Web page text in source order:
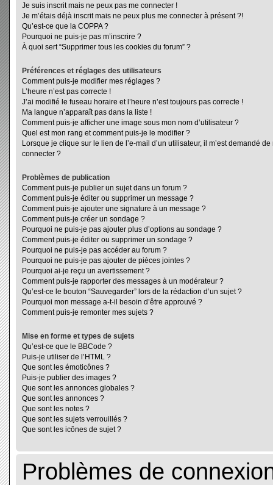
Je suis inscrit mais ne peux pas me connecter !
Je m’étais déjà inscrit mais ne peux plus me connecter à présent ?!
Qu’est-ce que la COPPA ?
Pourquoi ne puis-je pas m’inscrire ?
À quoi sert “Supprimer tous les cookies du forum” ?
Préférences et réglages des utilisateurs
Comment puis-je modifier mes réglages ?
L’heure n’est pas correcte !
J’ai modifié le fuseau horaire et l’heure n’est toujours pas correcte !
Ma langue n’apparaît pas dans la liste !
Comment puis-je afficher une image sous mon nom d’utilisateur ?
Quel est mon rang et comment puis-je le modifier ?
Lorsque je clique sur le lien de l’e-mail d’un utilisateur, il m’est demandé de
connecter ?
Problèmes de publication
Comment puis-je publier un sujet dans un forum ?
Comment puis-je éditer ou supprimer un message ?
Comment puis-je ajouter une signature à un message ?
Comment puis-je créer un sondage ?
Pourquoi ne puis-je pas ajouter plus d’options au sondage ?
Comment puis-je éditer ou supprimer un sondage ?
Pourquoi ne puis-je pas accéder au forum ?
Pourquoi ne puis-je pas ajouter de pièces jointes ?
Pourquoi ai-je reçu un avertissement ?
Comment puis-je rapporter des messages à un modérateur ?
Qu’est-ce le bouton “Sauvegarder” lors de la rédaction d’un sujet ?
Pourquoi mon message a-t-il besoin d’être approuvé ?
Comment puis-je remonter mes sujets ?
Mise en forme et types de sujets
Qu’est-ce que le BBCode ?
Puis-je utiliser de l’HTML ?
Que sont les émoticônes ?
Puis-je publier des images ?
Que sont les annonces globales ?
Que sont les annonces ?
Que sont les notes ?
Que sont les sujets verrouillés ?
Que sont les icônes de sujet ?
Problèmes de